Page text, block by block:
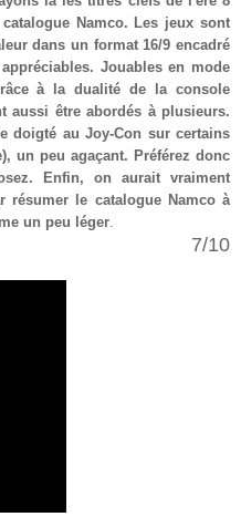
Namco. Les jeux sont
dans un format 16/9 encadré
Jouables en mode
à la dualité de la console
aussi être abordés à plusieurs.
doigté au Joy-Con sur certains
un peu agaçant. Préférez donc
Enfin, on aurait vraiment
le catalogue Namco à
un peu léger.
7/10